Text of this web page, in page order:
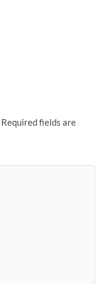
Required fields are